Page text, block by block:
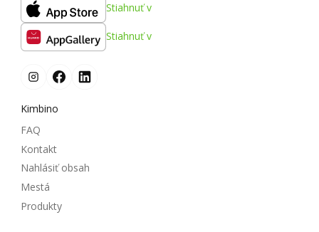
Stiahnuť v
Stiahnuť v
Kimbino
FAQ
Kontakt
Nahlásiť obsah
Mestá
Produkty